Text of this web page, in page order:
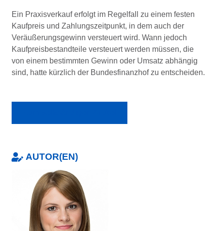
Ein Praxisverkauf erfolgt im Regelfall zu einem festen
Kaufpreis und Zahlungszeitpunkt, in dem auch der
Veräußerungsgewinn versteuert wird. Wann jedoch
Kaufpreisbestandteile versteuert werden müssen, die
von einem bestimmten Gewinn oder Umsatz abhängig
sind, hatte kürzlich der Bundesfinanzhof zu entscheiden.
AUTOR(EN)